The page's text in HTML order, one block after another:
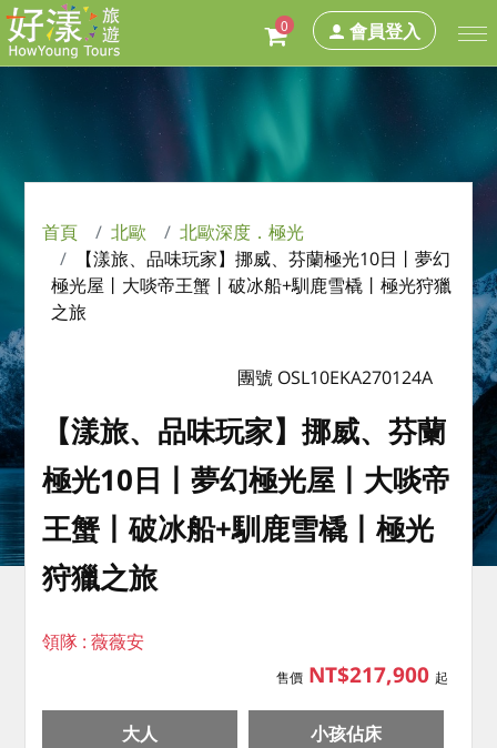
0 會員登入
首頁 北歐
北歐深度．極光
【漾旅、品味玩家】挪威、芬蘭極光10日丨夢幻
極光屋丨大啖帝王蟹丨破冰船+馴鹿雪橇丨極光狩獵
之旅
團號 OSL10EKA270124A
【漾旅、品味玩家】挪威、芬蘭
極光10日丨夢幻極光屋丨大啖帝
王蟹丨破冰船+馴鹿雪橇丨極光
狩獵之旅
領隊 : 薇薇安
售價NT$217,900 起
大人 小孩佔床